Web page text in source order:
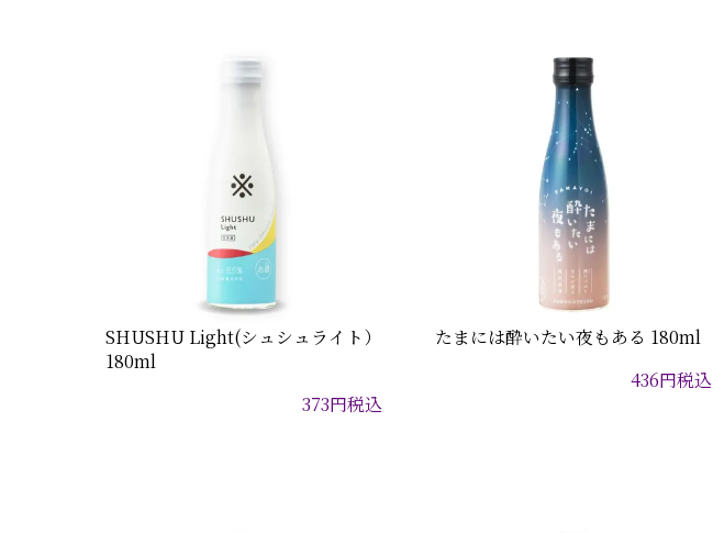
SHUSHU Light(シュシュライト）
180ml
373円税込
たまには酔いたい夜もある 180ml
436円税込